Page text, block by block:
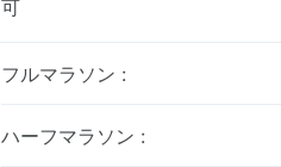
可
フルマラソン :
ハーフマラソン :